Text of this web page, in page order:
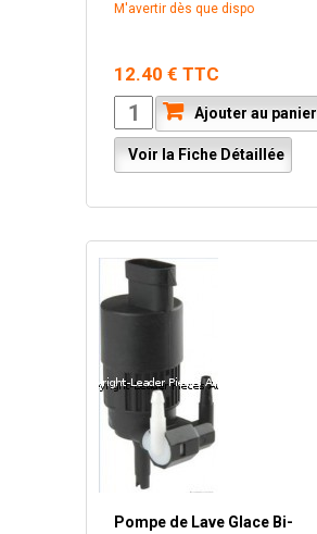
M'avertir dès que dispo
12.40 € TTC
Ajouter au panier
Voir la Fiche Détaillée
Pompe de Lave Glace Bi-